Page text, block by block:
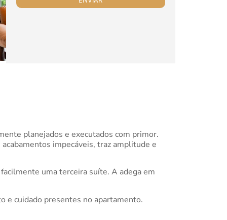
planejados e executados com primor.
impecáveis, traz amplitude e
uma terceira suíte. A adega em
e cuidado presentes no apartamento.